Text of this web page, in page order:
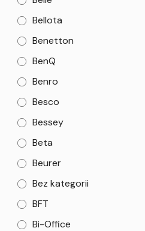
Bellota
Benetton
BenQ
Benro
Besco
Bessey
Beta
Beurer
Bez kategorii
BFT
Bi-Office